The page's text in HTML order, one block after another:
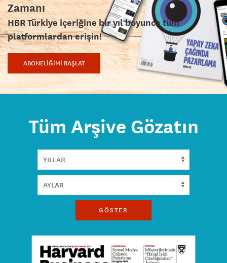
Zamanı
HBR Türkiye içeriğine bir yıl boyunca tüm
platformlardan erişin!
ABONELİĞİMİ BAŞLAT
Tüm Arşive Gözatın
GÖSTER